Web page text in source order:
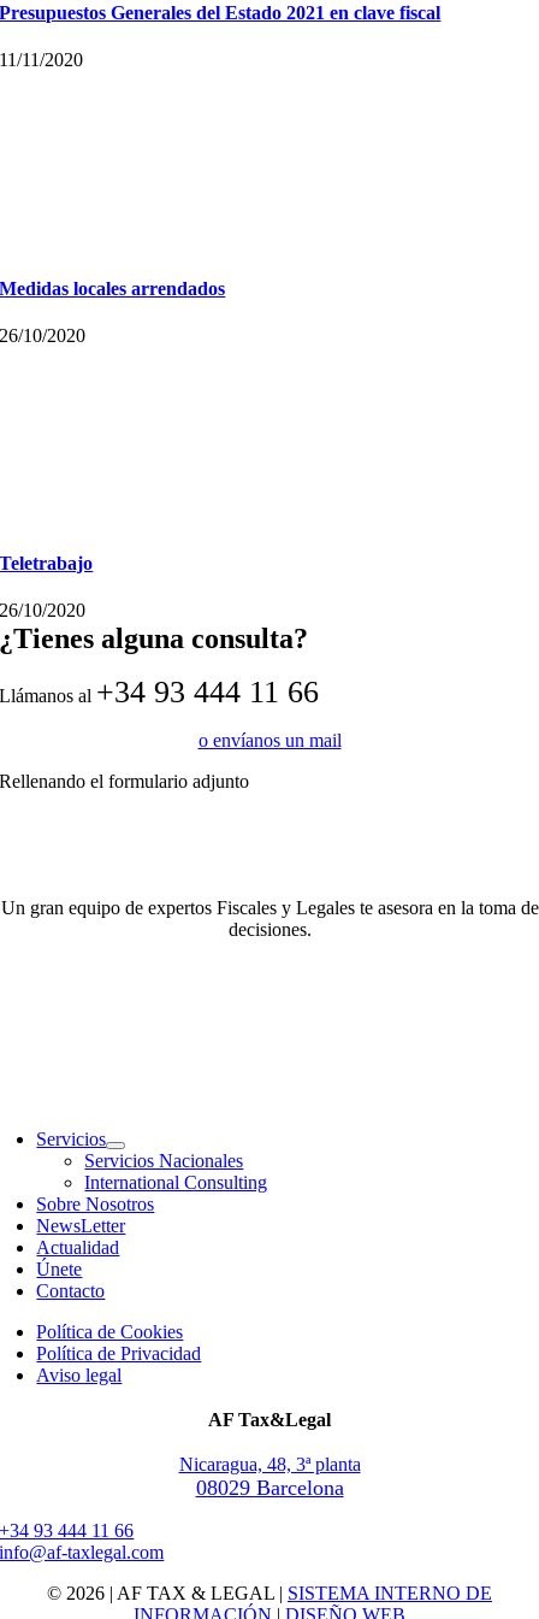
Presupuestos Generales del Estado 2021 en clave fiscal
11/11/2020
Medidas locales arrendados
26/10/2020
Teletrabajo
26/10/2020
¿Tienes alguna consulta?
Llámanos al +34 93 444 11 66
o envíanos un mail
Rellenando el formulario adjunto
Un gran equipo de expertos Fiscales y Legales te asesora en la toma de
decisiones.
Servicios
Servicios Nacionales
International Consulting
Sobre Nosotros
NewsLetter
Actualidad
Únete
Contacto
Política de Cookies
Política de Privacidad
Aviso legal
AF Tax&Legal
Nicaragua, 48, 3ª planta
08029 Barcelona
+34 93 444 11 66
info@af-taxlegal.com
© 2026 | AF TAX & LEGAL | SISTEMA INTERNO DE